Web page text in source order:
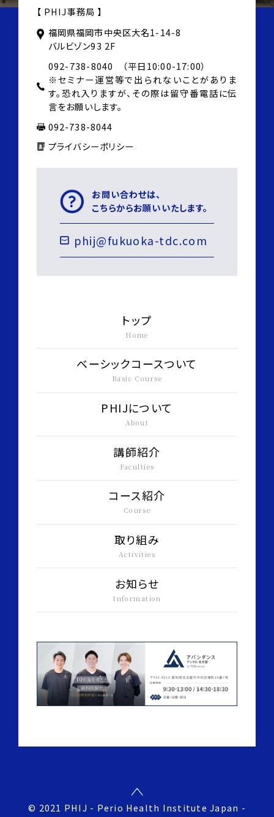
【 PHIJ事務局 】
福岡県福岡市中央区大名1-14-8
バルビゾン93 2F
092-738-8040 （平日10:00-17:00）
※セミナー運営等で出られないことがありま
す。恐れ入りますが、その際は留守番電話に伝
言をお願いします。
092-738-8044
プライバシーポリシー
お問い合わせは、
こちらからお願いいたします。
phij@fukuoka-tdc.com
トップ
Home
ベーシックコースついて
Basic Course
PHIJについて
About
講師紹介
Faculties
コース紹介
Course
取り組み
Activities
お知らせ
Information
©︎ 2021 PHIJ - Perio Health Institute Japan -